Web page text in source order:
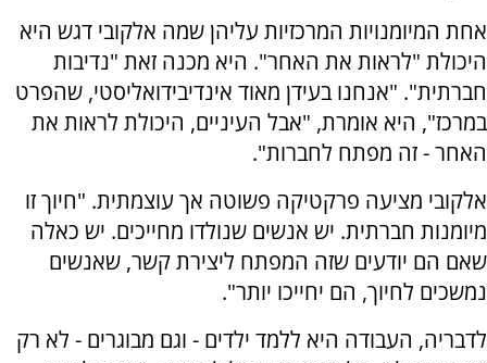
אחת המיומנויות המרכזיות עליהן שמה אלקובי דגש היא
היכולת "לראות את האחר". היא מכנה זאת "נדיבות
חברתית". "אנחנו בעידן מאוד אינדיבידואליסטי, שהפרט
במרכז", היא אומרת, "אבל העיניים, היכולת לראות את
האחר - זה מפתח לחברות".
אלקובי מציעה פרקטיקה פשוטה אך עוצמתית. "חיוך זו
מיומנות חברתית. יש אנשים שנולדו מחייכים. יש כאלה
שאם הם יודעים שזה המפתח ליצירת קשר, שאנשים
נמשכים לחיוך, הם יחייכו יותר".
לדבריה, העבודה היא ללמד ילדים - וגם מבוגרים - לא רק